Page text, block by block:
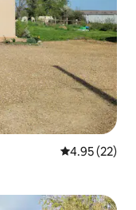
レビュー22
4.95 (22)